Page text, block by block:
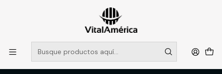
POR SISTEMA FRONTAL SOLO RETIROS EN TIENDA, DESDE
MUCHAS GRACIAS +569 5956 2237
Leer más
Inicio Catálogo
LIMPIEZA E HIGENE INDUSTRIAL
PRODUCTOS DE LIMPIEZA
BOLSA BASURA 50X70